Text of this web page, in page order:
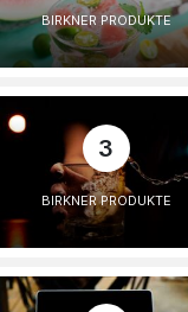
BIRKNER PRODUKTE
3
BIRKNER PRODUKTE